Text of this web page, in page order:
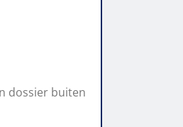
dossier buiten